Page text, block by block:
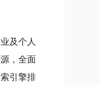
及个人
，全面
引擎排